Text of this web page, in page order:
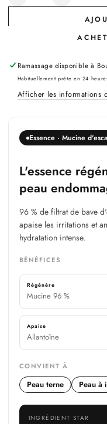
Advanced
Snail
96
Mucin
quantité
Advanced
Snail
96
Mucin
Ramassage disponible à
Habituellement prête en 24
Afficher les informations
Essence · Mucine
L'essence
peau
96 % de filtrat de bave
apaise les irritations et
hydratation intense.
BÉNÉFICES
Régénère
Mucine 96 %
Apaise
Allantoïne
CONVIENT À
Peau terne Peau à
INGRÉDIENT STAR